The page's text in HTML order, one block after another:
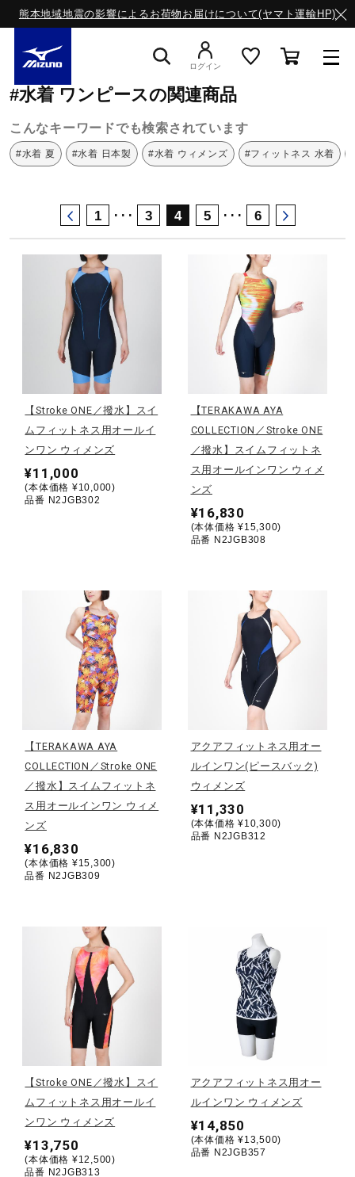
熊本地域地震の影響によるお荷物お届けについて(ヤマト運輸HP)
ライフスタイルウエア
ランニング
サッカー／フットサル
トレーニング
ゴルフ
テニス／ソフトテニス
バドミントン
陸上競技
卓球
ソフトボール
ウィンタースポーツ
ワーキング
ライフスタイルグッズ
ログイン
ミズノ公式オンライン
#水着 ワンピースの関連商品
こんなキーワードでも検索されています
#水着 夏 #水着 日本製 #水着 ウィメンズ #フィットネス 水着
1 ･･･ 3 4 5 ･･･ 6
【Stroke ONE／撥水】スイ
ムフィットネス用オールイ
ンワン ウィメンズ
¥11,000
(本体価格 ¥10,000)
品番 N2JGB302
【TERAKAWA AYA
COLLECTION／Stroke ONE
／撥水】スイムフィットネ
ス用オールインワン ウィメ
ンズ
¥16,830
(本体価格 ¥15,300)
品番 N2JGB308
【TERAKAWA AYA
COLLECTION／Stroke ONE
／撥水】スイムフィットネ
ス用オールインワン ウィメ
ンズ
¥16,830
(本体価格 ¥15,300)
品番 N2JGB309
アクアフィットネス用オー
ルインワン(ピースバック)
ウィメンズ
¥11,330
(本体価格 ¥10,300)
品番 N2JGB312
【Stroke ONE／撥水】スイ
ムフィットネス用オールイ
ンワン ウィメンズ
¥13,750
(本体価格 ¥12,500)
品番 N2JGB313
アクアフィットネス用オー
ルインワン ウィメンズ
¥14,850
(本体価格 ¥13,500)
品番 N2JGB357